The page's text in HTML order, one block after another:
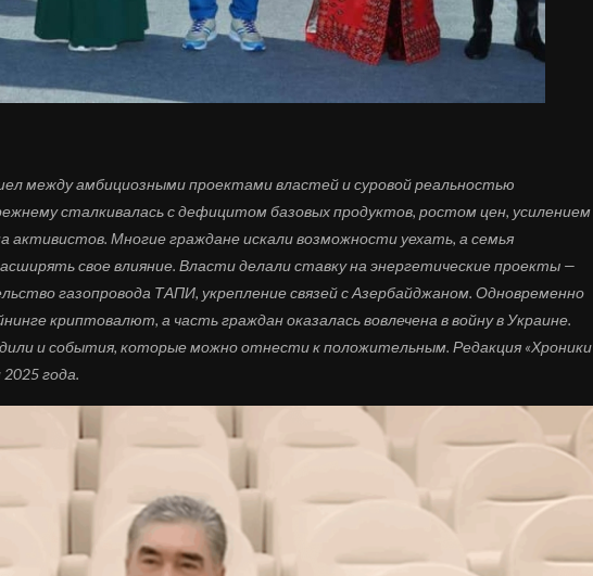
между амбициозными проектамивластейи суровой реальностью
сталкивалась с дефицитом базовых продуктов, ростом цен, усилением
активистов. Многие граждане искали возможности уехать, а семья
свое влияние. Власти делали ставку на энергетические проекты —
газопровода ТАПИ, укрепление связей с Азербайджаном. Одновременно
криптовалют, а часть граждан оказалась вовлечена в войнувУкраине.
и события, которые можно отнести к положительным. Редакция «Хроники
года.